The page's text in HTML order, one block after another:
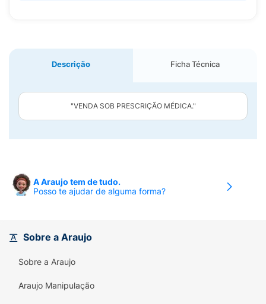
Descrição Ficha Técnica
"VENDA SOB PRESCRIÇÃO MÉDICA."
A Araujo tem de tudo.
Posso te ajudar de alguma forma?
Sobre a Araujo
Sobre a Araujo
Araujo Manipulação